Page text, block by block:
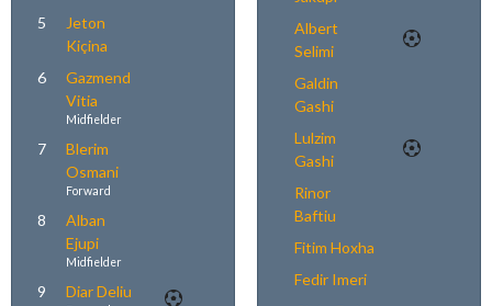
5
Jeton
Kiçina
6
Gazmend
Vitia
Midfielder
7
Blerim
Osmani
Forward
8
Alban
Ejupi
Midfielder
9 Diar Deliu
Albert
Selimi
Galdin
Gashi
Lulzim
Gashi
Rinor
Baftiu
Fitim Hoxha
Fedir Imeri